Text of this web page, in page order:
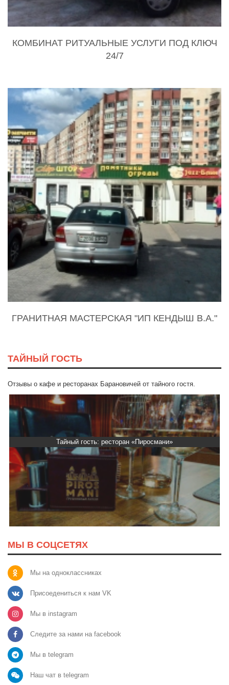
КОМБИНАТ РИТУАЛЬНЫЕ УСЛУГИ ПОД КЛЮЧ
24/7
ГРАНИТНАЯ МАСТЕРСКАЯ "ИП КЕНДЫШ В.А."
ТАЙНЫЙ ГОСТЬ
Отзывы о кафе и ресторанах Барановичей от тайного гостя.
Тайный гость: ресторан «Пиросмани»
МЫ В СОЦСЕТЯХ
Мы на одноклассниках
Присоедениться к нам VK
Мы в instagram
Следите за нами на facebook
Мы в telegram
Наш чат в telegram